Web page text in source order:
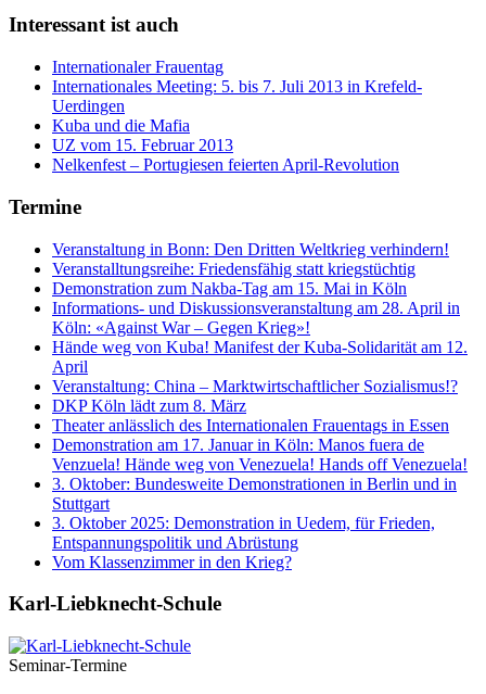
Interessant ist auch
Internationaler Frauentag
Internationales Meeting: 5. bis 7. Juli 2013 in Krefeld-
Uerdingen
Kuba und die Mafia
UZ vom 15. Februar 2013
Nelken­fest – Portugiesen feierten April-Revolution
Termine
Veranstaltung in Bonn: Den Dritten Weltkrieg verhindern!
Veranstalltungsreihe: Friedensfähig statt kriegstüchtig
Demonstration zum Nakba-Tag am 15. Mai in Köln
Informations- und Diskussionsveranstaltung am 28. April in
Köln: «Against War – Gegen Krieg»!
Hände weg von Kuba! Manifest der Kuba-Solidarität am 12.
April
Veranstaltung: China – Marktwirtschaftlicher Sozialismus!?
DKP Köln lädt zum 8. März
Theater anlässlich des Internationalen Frauentags in Essen
Demonstration am 17. Januar in Köln: Manos fuera de
Venzuela! Hände weg von Venezuela! Hands off Venezuela!
3. Oktober: Bundesweite Demonstrationen in Berlin und in
Stuttgart
3. Oktober 2025: Demonstration in Uedem, für Frieden,
Entspannungspolitik und Abrüstung
Vom Klassenzimmer in den Krieg?
Karl-Liebknecht-­Schule
Seminar-Termine